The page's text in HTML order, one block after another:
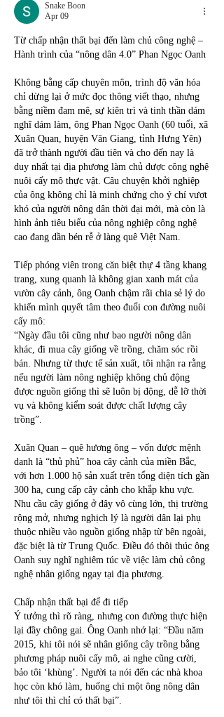
Snake Boon
Apr 09
Từ chấp nhận thất bại đến làm chủ công nghệ –
Hành trình của “nông dân 4.0” Phan Ngọc Oanh
Không bằng cấp chuyên môn, trình độ văn hóa
chỉ dừng lại ở mức đọc thông viết thạo, nhưng
bằng niềm đam mê, sự kiên trì và tinh thần dám
nghĩ dám làm, ông Phan Ngọc Oanh (60 tuổi, xã
Xuân Quan, huyện Văn Giang, tỉnh Hưng Yên)
đã trở thành người đầu tiên và cho đến nay là
duy nhất tại địa phương làm chủ được công nghệ
nuôi cấy mô thực vật. Câu chuyện khởi nghiệp
của ông không chỉ là minh chứng cho ý chí vượt
khó của người nông dân thời đại mới, mà còn là
hình ảnh tiêu biểu của nông nghiệp công nghệ
cao đang dần bén rễ ở làng quê Việt Nam.
Tiếp phóng viên trong căn biệt thự 4 tầng khang
trang, xung quanh là không gian xanh mát của
vườn cây cảnh, ông Oanh chậm rãi chia sẻ lý do
khiến mình quyết tâm theo đuổi con đường nuôi
cấy mô:
“Ngày đầu tôi cũng như bao người nông dân
khác, đi mua cây giống về trồng, chăm sóc rồi
bán. Nhưng từ thực tế sản xuất, tôi nhận ra rằng
nếu người làm nông nghiệp không chủ động
được nguồn giống thì sẽ luôn bị động, dễ lỡ thời
vụ và không kiểm soát được chất lượng cây
trồng”.
Xuân Quan – quê hương ông – vốn được mệnh
danh là “thủ phủ” hoa cây cảnh của miền Bắc,
với hơn 1.000 hộ sản xuất trên tổng diện tích gần
300 ha, cung cấp cây cảnh cho khắp khu vực.
Nhu cầu cây giống ở đây vô cùng lớn, thị trường
rộng mở, nhưng nghịch lý là người dân lại phụ
thuộc nhiều vào nguồn giống nhập từ bên ngoài,
đặc biệt là từ Trung Quốc. Điều đó thôi thúc ông
Oanh suy nghĩ nghiêm túc về việc làm chủ công
nghệ nhân giống ngay tại địa phương.
Chấp nhận thất bại để đi tiếp
Ý tưởng thì rõ ràng, nhưng con đường thực hiện
lại đầy chông gai. Ông Oanh nhớ lại: “Đầu năm
2015, khi tôi nói sẽ nhân giống cây trồng bằng
phương pháp nuôi cấy mô, ai nghe cũng cười,
bảo tôi ‘khùng’. Người ta nói đến các nhà khoa
học còn khó làm, huống chi một ông nông dân
như tôi thì chỉ có thất bại”.